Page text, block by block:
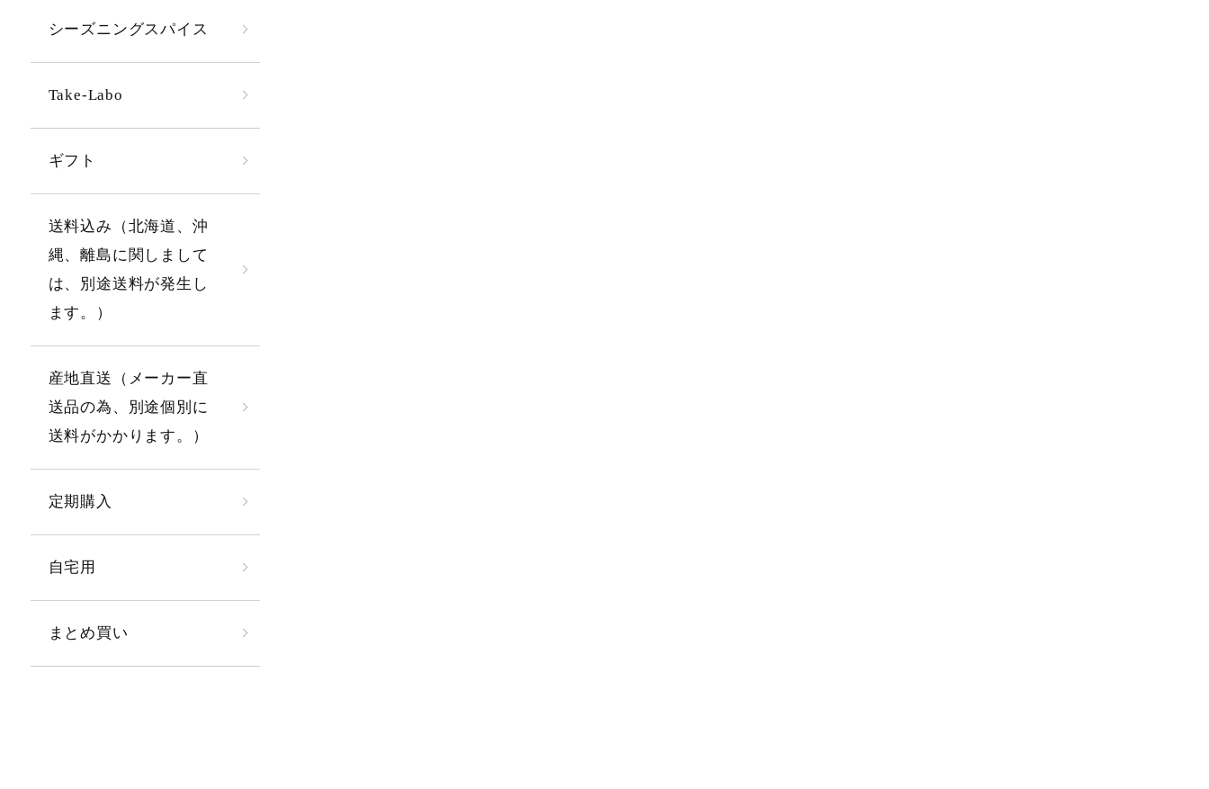
シーズニングスパイス
Take-Labo
ギフト
送料込み（北海道、沖
縄、離島に関しまして
は、別途送料が発生し
ます。）
産地直送（メーカー直
送品の為、別途個別に
送料がかかります。）
定期購入
自宅用
まとめ買い